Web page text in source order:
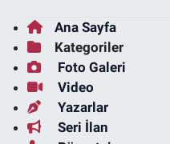
Ana Sayfa
Kategoriler
Foto Galeri
Video
Yazarlar
Seri İlan